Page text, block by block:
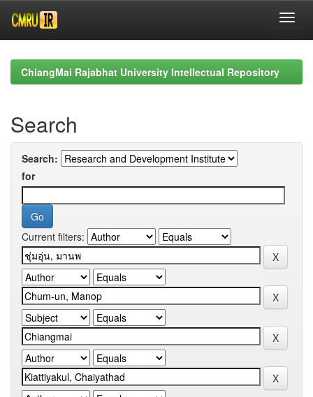
navigationChiangMai Rajabhat University Intellectual Repository
Search
Search:
for
Current filters: